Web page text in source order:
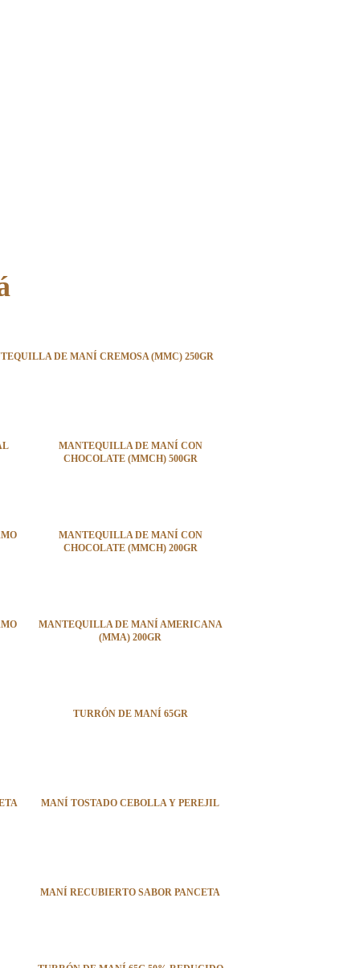
DE MANÍ CREMOSA (MMC) 250GR
MANTEQUILLA DE MANÍ CON
CHOCOLATE (MMCH) 500GR
MANTEQUILLA DE MANÍ CON
CHOCOLATE (MMCH) 200GR
MANTEQUILLA DE MANÍ AMERICANA
(MMA) 200GR
TURRÓN DE MANÍ 65GR
MANÍ TOSTADO CEBOLLA Y PEREJIL
MANÍ RECUBIERTO SABOR PANCETA